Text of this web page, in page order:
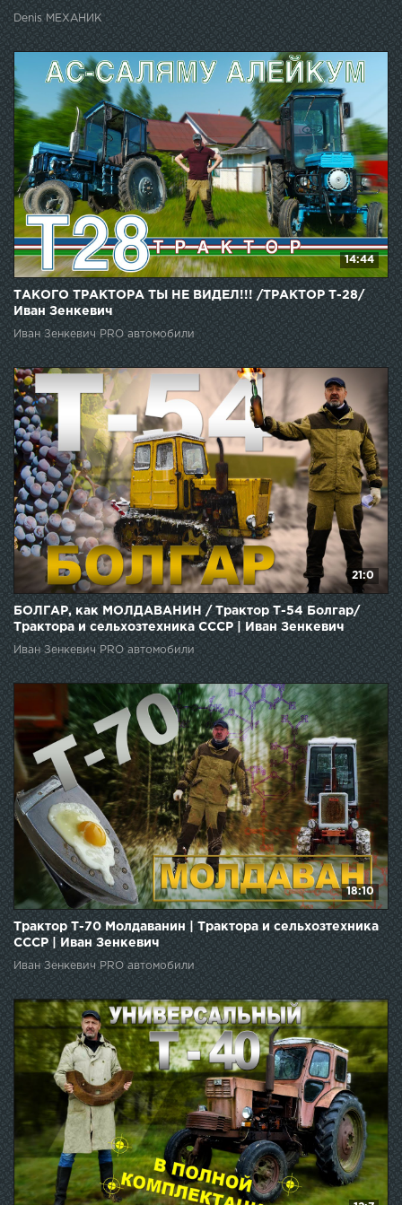
Denis МЕХАНИК
14:44
ТАКОГО ТРАКТОРА ТЫ НЕ ВИДЕЛ!!! /ТРАКТОР Т-28/
Иван Зенкевич
Иван Зенкевич PRO автомобили
21:0
БОЛГАР, как МОЛДАВАНИН / Трактор Т-54 Болгар/
Трактора и сельхозтехника СССР | Иван Зенкевич
Иван Зенкевич PRO автомобили
18:10
Трактор Т-70 Молдаванин | Трактора и сельхозтехника
СССР | Иван Зенкевич
Иван Зенкевич PRO автомобили